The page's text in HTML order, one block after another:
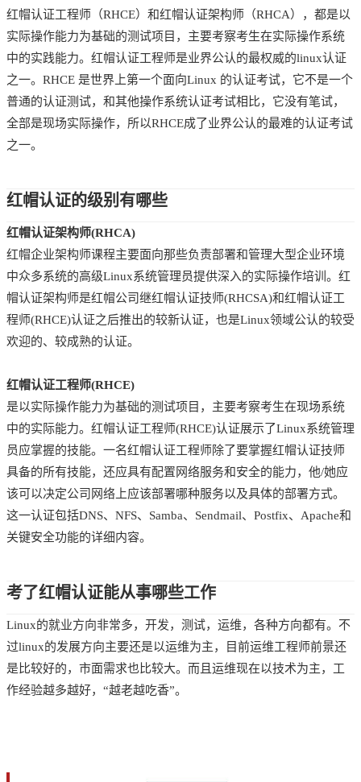
红帽认证工程师（RHCE）和红帽认证架构师（RHCA），都是以
实际操作能力为基础的测试项目，主要考察考生在实际操作系统
中的实践能力。红帽认证工程师是业界公认的最权威的linux认证
之一。RHCE 是世界上第一个面向Linux 的认证考试，它不是一个
普通的认证测试，和其他操作系统认证考试相比，它没有笔试，
全部是现场实际操作，所以RHCE成了业界公认的最难的认证考试
之一。
红帽认证的级别有哪些
红帽认证架构师(RHCA)
红帽企业架构师课程主要面向那些负责部署和管理大型企业环境
中众多系统的高级Linux系统管理员提供深入的实际操作培训。红
帽认证架构师是红帽公司继红帽认证技师(RHCSA)和红帽认证工
程师(RHCE)认证之后推出的较新认证，也是Linux领域公认的较受
欢迎的、较成熟的认证。
红帽认证工程师(RHCE)
是以实际操作能力为基础的测试项目，主要考察考生在现场系统
中的实际能力。红帽认证工程师(RHCE)认证展示了Linux系统管理
员应掌握的技能。一名红帽认证工程师除了要掌握红帽认证技师
具备的所有技能，还应具有配置网络服务和安全的能力，他/她应
该可以决定公司网络上应该部署哪种服务以及具体的部署方式。
这一认证包括DNS、NFS、Samba、Sendmail、Postfix、Apache和
关键安全功能的详细内容。
考了红帽认证能从事哪些工作
Linux的就业方向非常多，开发，测试，运维，各种方向都有。不
过linux的发展方向主要还是以运维为主，目前运维工程师前景还
是比较好的，市面需求也比较大。而且运维现在以技术为主，工
作经验越多越好，“越老越吃香”。